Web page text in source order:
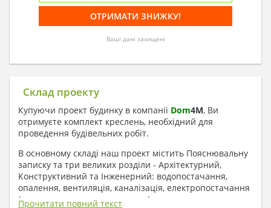
Ваші дані захищені
Склад проекту
Купуючи проект будинку в компанії Dom4M, Ви
отримуєте комплект креслень, необхідний для
проведення будівельних робіт.
В основному складі наш проект містить Пояснювальну
записку та три великих розділи - Архітектурний,
Конструктивний та Інженерний: водопостачання,
опалення, вентиляція, каналізація, електропостачання
( купується за додаткову плату ).
Прочитати повний текст